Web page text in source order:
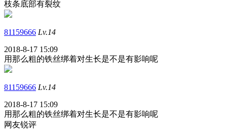
枝条底部有裂纹
81159666 Lv.14
2018-8-17 15:09
用那么粗的铁丝绑着对生长是不是有影响呢
81159666 Lv.14
2018-8-17 15:09
用那么粗的铁丝绑着对生长是不是有影响呢
网友锐评